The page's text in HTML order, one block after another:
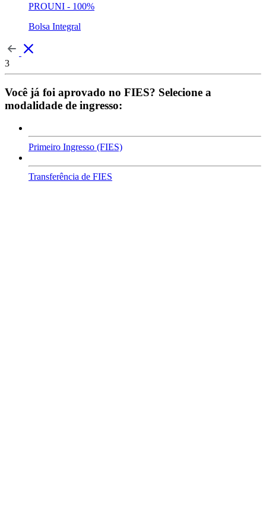
PROUNI - 100%
Bolsa Integral
3
Você já foi aprovado no FIES? Selecione a
modalidade de ingresso:
Primeiro Ingresso (FIES)
Transferência de FIES